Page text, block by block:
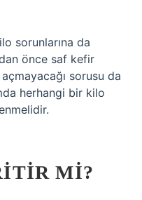
sorunlarına da
önce saf kefir
sorusu da
herhangi bir kilo
MI?